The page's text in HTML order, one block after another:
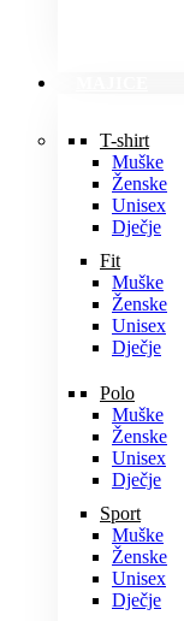
T-shirt
Muške
Ženske
Unisex
Dječje
Fit
Muške
Ženske
Unisex
Dječje
Polo
Muške
Ženske
Unisex
Dječje
Sport
Muške
Ženske
Unisex
Dječje